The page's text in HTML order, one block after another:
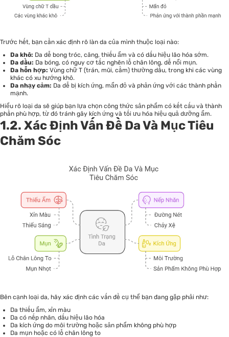
Trước hết, bạn cần xác định rõ làn da của mình thuộc loại nào:
Da khô: Da dễ bong tróc, căng, thiếu ẩm và có dấu hiệu lão hóa sớm.
Da dầu: Da bóng, có nguy cơ tắc nghẽn lỗ chân lông, dễ nổi mụn.
Da hỗn hợp: Vùng chữ T (trán, mũi, cằm) thường dầu, trong khi các vùng
khác có xu hướng khô.
Da nhạy cảm: Da dễ bị kích ứng, mẩn đỏ và phản ứng với các thành phần
mạnh.
Hiểu rõ loại da sẽ giúp bạn lựa chọn công thức sản phẩm có kết cấu và thành
phần phù hợp, từ đó tránh gây kích ứng và tối ưu hóa hiệu quả dưỡng ẩm.
1.2. Xác Định Vấn Đề Da Và Mục Tiêu
Chăm Sóc
Bên cạnh loại da, hãy xác định các vấn đề cụ thể bạn đang gặp phải như:
Da thiếu ẩm, xỉn màu
Da có nếp nhăn, dấu hiệu lão hóa
Da kích ứng do môi trường hoặc sản phẩm không phù hợp
Da mụn hoặc có lỗ chân lông to